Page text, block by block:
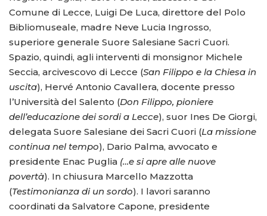
Comune di Lecce, Luigi De Luca, direttore del Polo
Bibliomuseale, madre Neve Lucia Ingrosso,
superiore generale Suore Salesiane Sacri Cuori.
Spazio, quindi, agli interventi di monsignor Michele
Seccia, arcivescovo di Lecce (San Filippo e la Chiesa in
uscita), Hervé Antonio Cavallera, docente presso
l’Università del Salento (Don Filippo, pioniere
dell’educazione dei sordi a Lecce), suor Ines De Giorgi,
delegata Suore Salesiane dei Sacri Cuori (La missione
continua nel tempo), Dario Palma, avvocato e
presidente Enac Puglia (…e si apre alle nuove
povertà). In chiusura Marcello Mazzotta
(Testimonianza di un sordo). I lavori saranno
coordinati da Salvatore Capone, presidente